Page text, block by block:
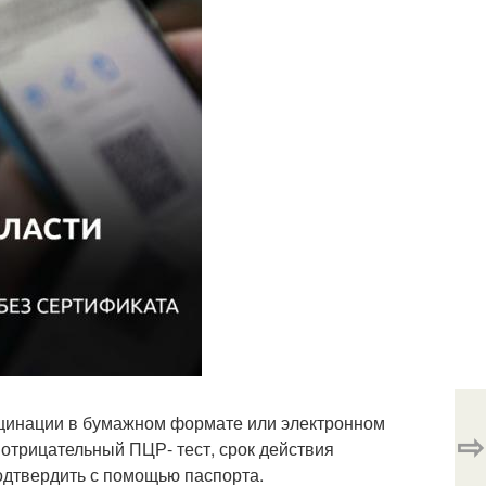
в бумажном формате или электронном
ПЦР- тест, срок действия
с помощью паспорта.
⇨